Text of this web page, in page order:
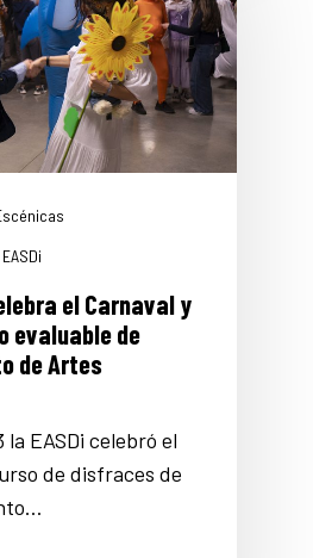
el Carnaval y
evaluable de
de Artes
la EASDi celebró el
de disfraces de